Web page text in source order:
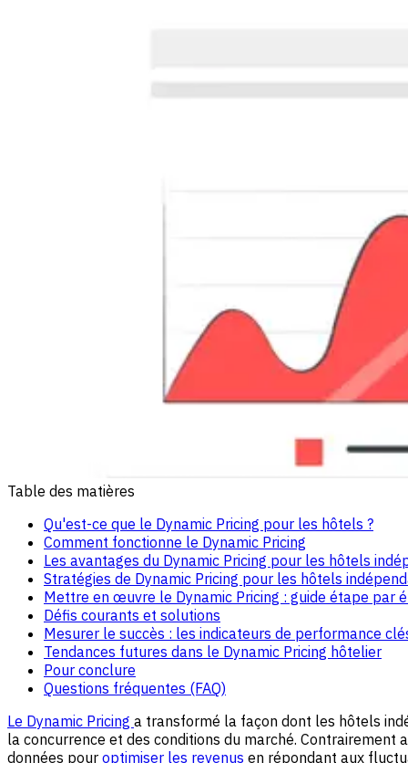
Table des matières
Qu'est-ce que le Dynamic Pricing pour les hôtels ?
Comment fonctionne le Dynamic Pricing
Les avantages du Dynamic Pricing pour les hôtels
Stratégies de Dynamic Pricing pour les hôtels
Mettre en œuvre le Dynamic Pricing : guide étape par
Défis courants et solutions
Mesurer le succès : les indicateurs de performance
Tendances futures dans le Dynamic Pricing hôtelier
Pour conclure
Questions fréquentes (FAQ)
Le Dynamic Pricing a transformé la façon dont les hôtels
la concurrence et des conditions du marché.
données pour optimiser les revenus en répondant aux